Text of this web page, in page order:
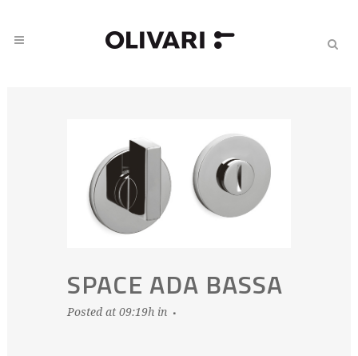
SPACE ADA BASSA
Posted at 09:19h in